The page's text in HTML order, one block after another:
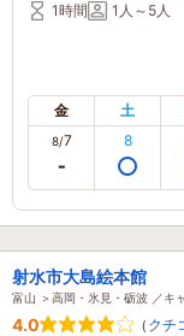
1時間
1人～5人
金 土
8/7 8
射水市大島絵本館
富山 ＞高岡・氷見・砺波 ／キ
4.0 （ クチ